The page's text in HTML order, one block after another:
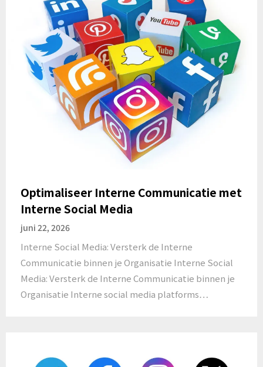
Optimaliseer Interne Communicatie met
Interne Social Media
juni 22, 2026
Interne Social Media: Versterk de Interne
Communicatie binnen je Organisatie Interne Social
Media: Versterk de Interne Communicatie binnen je
Organisatie Interne social media platforms…